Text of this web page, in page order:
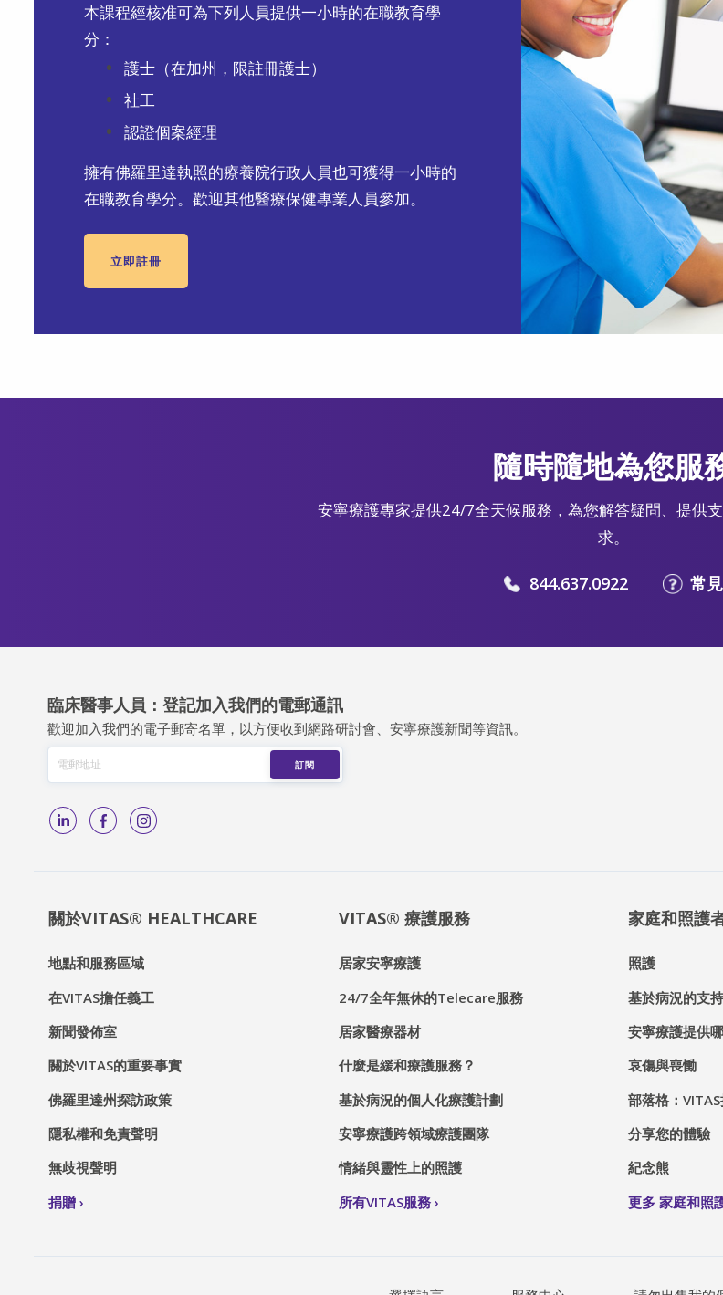
本課程經核准可為下列人員提供一小時的在職教育學
分：
護士（在加州，限註冊護士）
社工
認證個案經理
擁有佛羅里達執照的療養院行政人員也可獲得一小時的
在職教育學分。歡迎其他醫療保健專業人員參加。
立即註冊
隨時隨地為您服
安寧療護專家提供24/7全天候服務，為您解答疑問、提供
求。
844.637.0922 常
臨床醫事人員：登記加入我們的電郵通訊
歡迎加入我們的電子郵寄名單，以方便收到網路研討會、安寧療護新聞等資訊。
關於VITAS® HEALTHCARE
地點和服務區域
在VITAS擔任義工
新聞發佈室
關於VITAS的重要事實
佛羅里達州探訪政策
隱私權和免責聲明
無歧視聲明
捐贈
VITAS® 療護服務
居家安寧療護
24/7全年無休的Telecare服務
居家醫療器材
什麼是緩和療護服務？
基於病況的個人化療護計劃
安寧療護跨領域療護團隊
情緒與靈性上的照護
所有VITAS服務
家庭和照護
照護
基於病況的支持
安寧療護提供
哀傷與喪慟
部落格：
分享您的體驗
紀念熊
更多 家庭和照